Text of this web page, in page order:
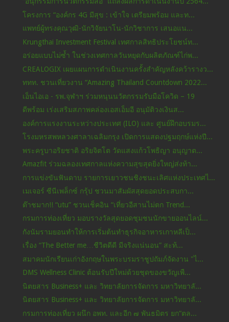
โครงการ “องค์กร 4G มีสุข : เข้าใจ เตรียมพร้อม และท...
แพทย์ผู้ทรงคุณวุฒิ-นักวิจัยนาโน-นักวิชาการ เสนอแน...
Krungthai Investment Festival เทศกาลสิทธิประโยชน์ท...
อร่อยแบบไม่ซ้ำ ในช่วงเทศกาลวันหยุดกับผลิตภัณฑ์ไก่พ...
CREALOGIX เผยแผนการดำเนินงานครั้งสำคัญหลังคว้ารางว...
ททท. ชวนเที่ยวงาน “Amazing Thailand Countdown 2022...
เอ็นไอเอ - รพ.จุฬาฯ ร่วมหนุนนวัตกรรมรับมือโควิด – 19
ดีพร้อม เร่งเสริมสภาพคล่องเอสเอ็มอี อนุมัติวงเงินส...
องค์การแรงงานระหว่างประเทศ (ILO) และ ศูนย์ฝึกอบรมร...
โรงมหรสพหลวงศาลาเฉลิมกรุง เปิดการแสดงปฐมฤกษ์แห่งปี...
พระครูบาอริยชาติ อริยจิตโต วัดแสงแก้วโพธิญา อนุญาต...
Amazfit ร่วมฉลองเทศกาลแห่งความสุขสุดยิ่งใหญ่ส่งท้า...
การแข่งขันฟันดาบ รายการเยาวชนชิงชนะเลิศแห่งประเทศไ...
เมเจอร์ ซีนีเพล็กซ์ กรุ้ป ชวนมาสัมผัสสุดยอดประสบกา...
ต๊าชมาก!! “utu” ชวนเช็คอิน “เที่ยวอีสานไม่ตก Trend...
กรมการท่องเที่ยว มอบรางวัลสุดยอดชุมชนนักขายออนไลน์...
กังนัมรามยอนทำให้การเริ่มต้นทำธุรกิจอาหารเกาหลีเป็...
เรื่อง “The Better me…ชีวิตดีดี มีจริงแน่นอน” สะท้...
สมาคมนักเรียนเก่าอังกฤษในพระบรมราชูปถัมภ์จัดงาน "ไ...
DMS Wellness Clinic ต้อนรับปีใหม่ด้วยชุดของขวัญเพื...
นิตยสาร Business+ และ วิทยาลัยการจัดการ มหาวิทยาลั...
นิตยสาร Business+ และ วิทยาลัยการจัดการ มหาวิทยาลั...
กรมการท่องเที่ยว ผนึก อพท. และอีก ๗ พันธมิตร ยก“ตล...